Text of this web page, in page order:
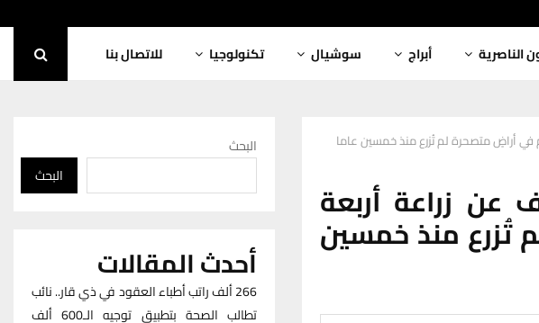
الناصرية أبراج سوشيال تكنولوجيا للاتصال بنا
أراضٍ متصحرة لم تُزرع منذ خمسين عاما
زراعة أربعة
تُزرع منذ خمسين
البحث
البحث
أحدث المقالات
266 ألف راتب أطباء العقود في ذي قار.. نائب
تطالب الصحة بتطبيق توجيه الـ600 ألف